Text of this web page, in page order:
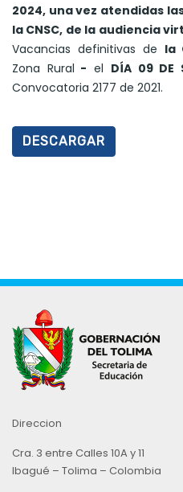
2024, una vez atendidas
la CNSC, de la audiencia
Vacancias definitivas de la
Zona Rural - el DÍA 09 DE
Convocatoria 2177 de 2021.
DESCARGAR
Direccion
Cra. 3 entre Calles 10A y 11
Ibagué – Tolima – Colombia